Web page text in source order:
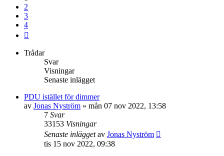
2
3
4
Trådar
Svar
Visningar
Senaste inlägget
PDU istället för dimmer
av Jonas Nyström » mån 07 nov 2022, 13:58
7 Svar
33153 Visningar
Senaste inläggetav Jonas Nyström
tis 15 nov 2022, 09:38